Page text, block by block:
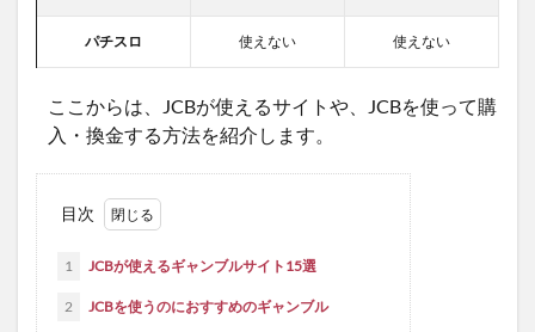
パチスロ 使えない 使えない
ここからは、JCBが使えるサイトや、JCBを使って購
入・換金する方法を紹介します。
目次
1 JCBが使えるギャンブルサイト15選
2 JCBを使うのにおすすめのギャンブル